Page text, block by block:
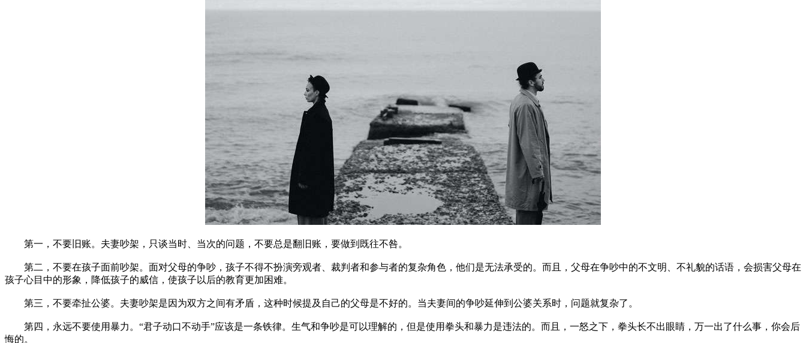
第一，不要旧账。夫妻吵架，只谈当时、当次的问题，不要总是翻旧账，要做到既往不咎。
第二，不要在孩子面前吵架。面对父母的争吵，孩子不得不扮演旁观者、裁判者和参与者的复杂角色，他们是无法承受的。而且，父母在争吵中的不文明、不礼貌的话语，会损害父母在
孩子心目中的形象，降低孩子的威信，使孩子以后的教育更加困难。
第三，不要牵扯公婆。夫妻吵架是因为双方之间有矛盾，这种时候提及自己的父母是不好的。当夫妻间的争吵延伸到公婆关系时，问题就复杂了。
第四，永远不要使用暴力。“君子动口不动手”应该是一条铁律。生气和争吵是可以理解的，但是使用拳头和暴力是违法的。而且，一怒之下，拳头长不出眼睛，万一出了什么事，你会后
悔的。